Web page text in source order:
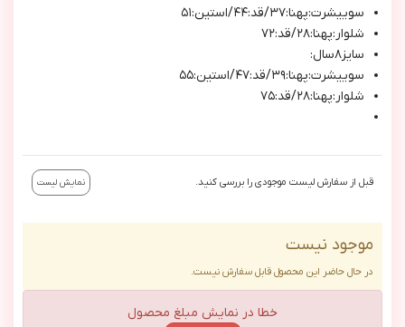
سوييشرت:پهنا:٣٧/قد:٤٤/استين:٥١
شلوار:پهنا:٢٨/قد:٧٢
سايز٨سال:
سوييشرت:پهنا:٣٩/قد:٤٧/استين:٥٥
شلوار:پهنا:٢٨/قد:٧٥
قبل از سفارش لیست موجودی را بررسی کنید. نمایش لیست
موجود نیست
در حال حاضر این محصول قابل سفارش نیست.
خطا در نمایش مبلغ محصول